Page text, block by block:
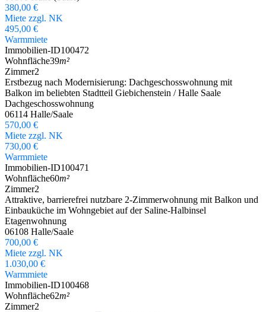
380,00 €
Miete zzgl. NK
495,00 €
Warmmiete
Immobilien-ID100472
Wohnfläche39m²
Zimmer2
Erstbezug nach Modernisierung: Dachgeschosswohnung mit
Balkon im beliebten Stadtteil Giebichenstein / Halle Saale
Dachgeschosswohnung
06114 Halle/Saale
570,00 €
Miete zzgl. NK
730,00 €
Warmmiete
Immobilien-ID100471
Wohnfläche60m²
Zimmer2
Attraktive, barrierefrei nutzbare 2-Zimmerwohnung mit Balkon und
Einbauküche im Wohngebiet auf der Saline-Halbinsel
Etagenwohnung
06108 Halle/Saale
700,00 €
Miete zzgl. NK
1.030,00 €
Warmmiete
Immobilien-ID100468
Wohnfläche62m²
Zimmer2